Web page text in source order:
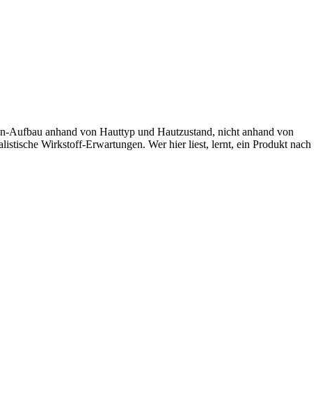
anhand von Hauttyp und Hautzustand, nicht anhand von
Wirkstoff-Erwartungen. Wer hier liest, lernt, ein Produkt nach